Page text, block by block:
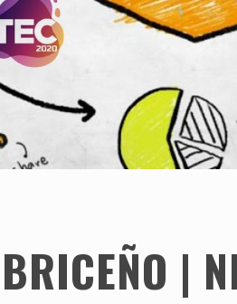
|